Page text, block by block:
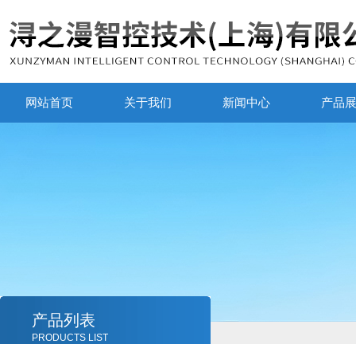
网站首页 关于我们 新闻中心 产品
产品列表
PRODUCTS LIST